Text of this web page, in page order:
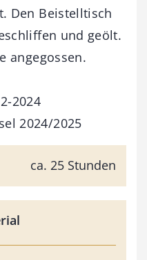
Den Beistelltisch
und geölt.
angegossen.
2024
2024/2025
ca. 25 Stunden